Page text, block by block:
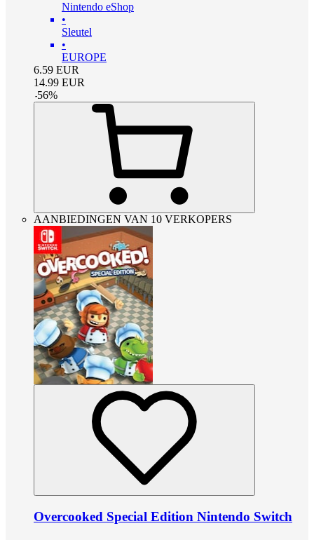
Nintendo eShop
•
Sleutel
•
EUROPE
6.59 EUR
14.99 EUR
-56%
AANBIEDINGEN VAN 10 VERKOPERS
Overcooked Special Edition Nintendo Switch